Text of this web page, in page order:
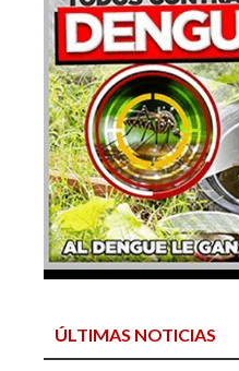
ÚLTIMAS NOTICIAS